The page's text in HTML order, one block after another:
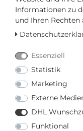
Ihr Preis bei
*
Informationen zu
und Ihren Rechten
Essenziell
Statistik
Marketing
Externe
DHL
Funktional